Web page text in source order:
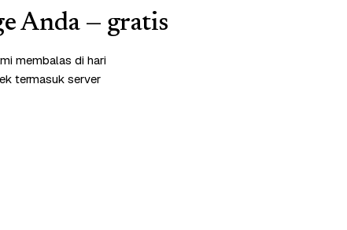
Anda — gratis
membalas di hari
termasuk server